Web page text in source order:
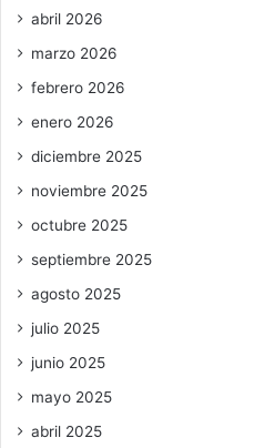
abril 2026
marzo 2026
febrero 2026
enero 2026
diciembre 2025
noviembre 2025
octubre 2025
septiembre 2025
agosto 2025
julio 2025
junio 2025
mayo 2025
abril 2025